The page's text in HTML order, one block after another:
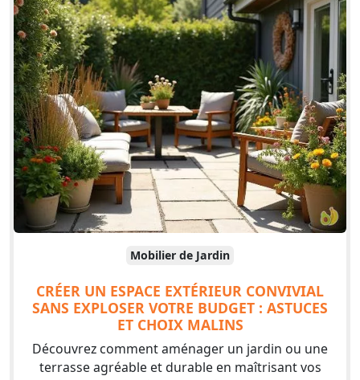
Mobilier de Jardin
CRÉER UN ESPACE EXTÉRIEUR CONVIVIAL
SANS EXPLOSER VOTRE BUDGET : ASTUCES
ET CHOIX MALINS
Découvrez comment aménager un jardin ou une
terrasse agréable et durable en maîtrisant vos